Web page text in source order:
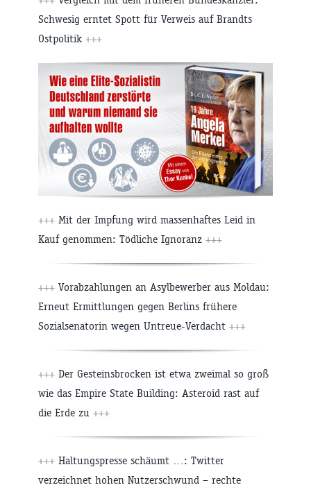
Schwesig erntet Spott für Verweis auf Brandts
Ostpolitik +++
+++ Mit der Impfung wird massenhaftes Leid in
Kauf genommen: Tödliche Ignoranz +++
+++ Vorabzahlungen an Asylbewerber aus Moldau:
Erneut Ermittlungen gegen Berlins frühere
Sozialsenatorin wegen Untreue-Verdacht +++
+++ Der Gesteinsbrocken ist etwa zweimal so groß
wie das Empire State Building: Asteroid rast auf
die Erde zu +++
+++ Haltungspresse schäumt …: Twitter
verzeichnet hohen Nutzerschwund – rechte